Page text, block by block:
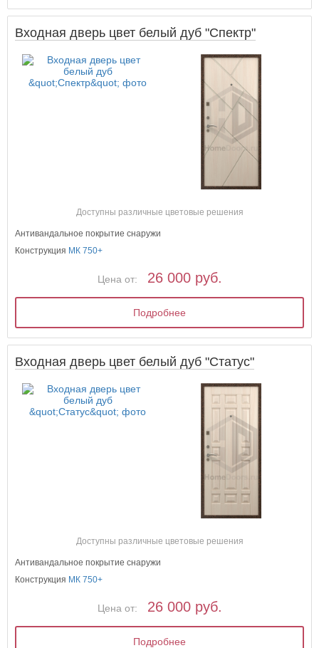
Входная дверь цвет белый дуб "Спектр"
Доступны различные цветовые решения
Антивандальное покрытие снаружи
Конструкция МК 750+
Цена от: 26 000 руб.
Подробнее
Входная дверь цвет белый дуб "Статус"
Доступны различные цветовые решения
Антивандальное покрытие снаружи
Конструкция МК 750+
Цена от: 26 000 руб.
Подробнее